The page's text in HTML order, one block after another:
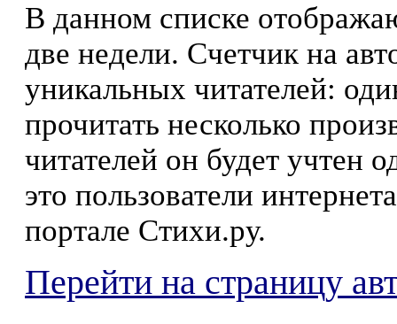
В данном списке
две недели. Счетчик на
уникальных читателей:
прочитать несколько
читателей он будет учтен
это пользователи
портале Стихи.ру.
Перейти на страницу